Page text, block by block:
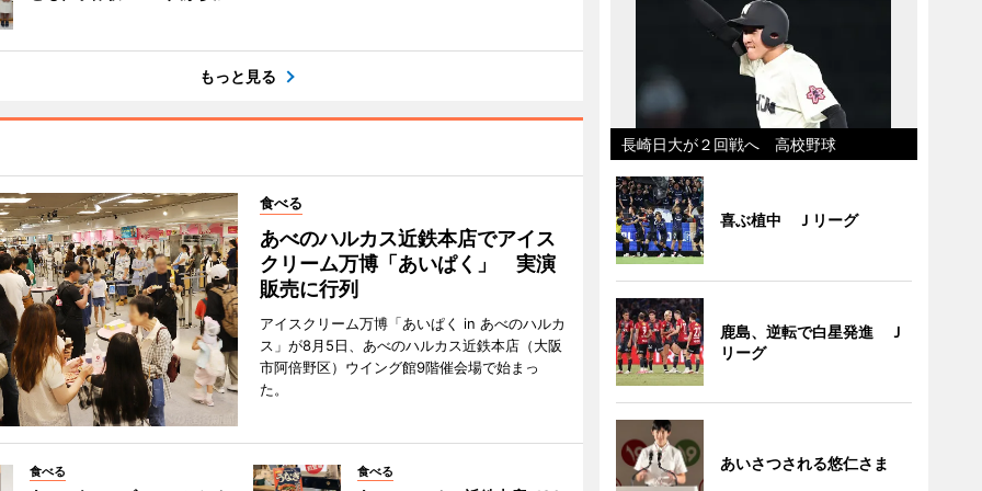
もっと見る
食べる
あべのハルカス近鉄本店でアイス
クリーム万博「あいぱく」 実演
販売に行列
アイスクリーム万博「あいぱく in あべのハルカ
ス」が8月5日、あべのハルカス近鉄本店（大阪
市阿倍野区）ウイング館9階催会場で始まっ
た。
食べる 食べる
長崎日大が２回戦へ 高校野球
喜ぶ植中 Ｊリーグ
鹿島、逆転で白星発進 Ｊ
リーグ
あいさつされる悠仁さま